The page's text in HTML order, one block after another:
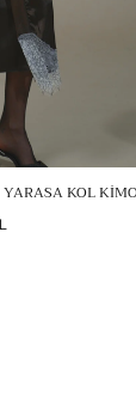
KOL